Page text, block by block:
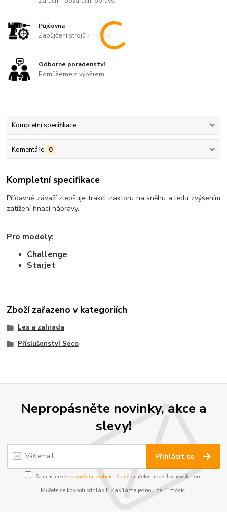
Půjčovna
Zapůjčení strojů a nářadí.
Odborné poradenství
Pomůžeme s výběrem.
Kompletní specifikace
Komentáře 0
Kompletní specifikace
Přídavné závaží zlepšuje trakci traktoru na sněhu a ledu zvýšením
zatížení hnací nápravy.
Pro modely:
Challenge
Starjet
Zboží zařazeno v kategoriích
Les a zahrada
Příslušenství Seco
Nepropásněte novinky, akce a
slevy!
Přihlásit se
Souhlasím se zpracováním osobních údajůza účelem rozesílky newsletteru.
Můžete se kdykoli odhlásit. Zasíláme jednou za 1 měsíc.